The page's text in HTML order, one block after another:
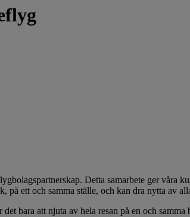
Detta samarbete ger
på ett och samma ställe, och kan dra nytta av
bara att njuta av hela resan på en och samma